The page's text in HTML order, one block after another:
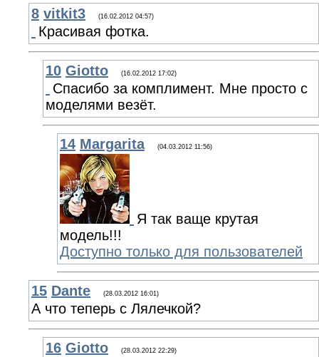
8 vitkit3 (16.02.2012 04:57)
Красивая фотка.
10 Giotto (16.02.2012 17:02)
Спасибо за комплимент. Мне просто с
моделями везёт.
14 Margarita (04.03.2012 11:56)
Я так ваще крутая
модель!!!
Доступно только для пользователей
15 Dante (28.03.2012 16:01)
А что теперь с Лялечкой?
16 Giotto (28.03.2012 22:29)